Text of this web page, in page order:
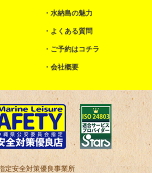
水納島の魅力
よくある質問
ご予約はコチラ
会社概要
定安全対策優良事業所